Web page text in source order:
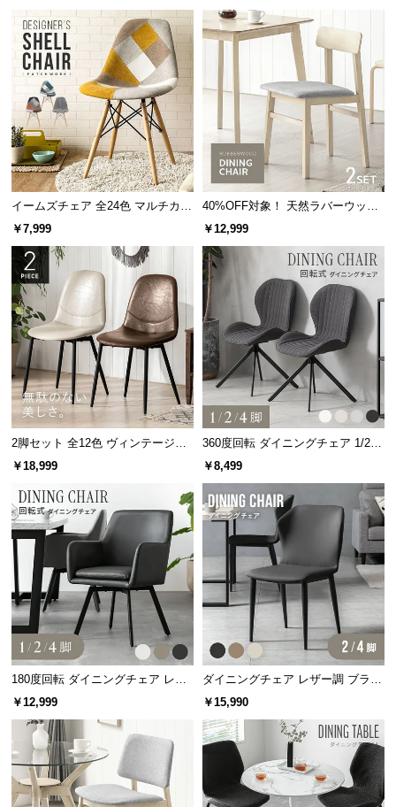
ー
ト
お
知
ら
せ
ブ
ロ
情
報
o.,
イームズチェア 全24色 マルチカラ
ー デザイナーズシェルチェア
￥7,999
40%OFF対象！ 天然ラバーウッド
製 ダイニングチェア2脚セット
￥12,999
2脚セット 全12色 ヴィンテージ調
デザイナーズシェルチェア
￥18,999
360度回転 ダイニングチェア 1/2/4
脚セット
￥8,499
180度回転 ダイニングチェア レザ
ー調 1/2/4脚セット スチールレッグ
￥12,999
ダイニングチェア レザー調 ブラッ
ク脚 2脚/4脚セット 包み込むフォ
￥15,990